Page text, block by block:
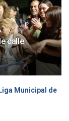
calle
Municipal de